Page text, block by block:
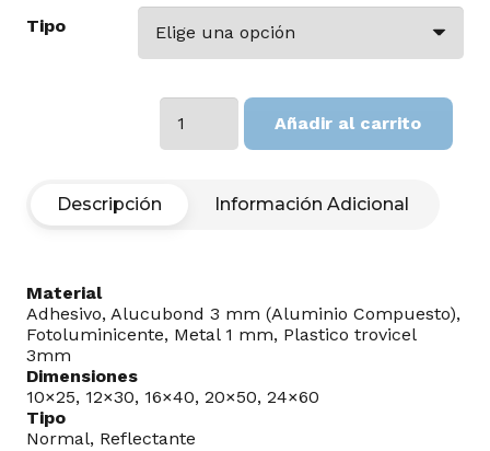
Tipo
Numero
Naciones
Unidas
Añadir al carrito
Descripción Información Adicional
Material
Adhesivo, Alucubond 3 mm (Aluminio Compuesto),
Fotoluminicente, Metal 1 mm, Plastico trovicel
3mm
Dimensiones
10×25, 12×30, 16×40, 20×50, 24×60
Tipo
Normal, Reflectante